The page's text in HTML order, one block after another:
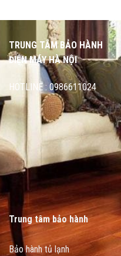
TRUNG TÂM BẢO HÀNH
ĐIỆN MÁY HÀ NỘI
HOTLINE : 0986611024
Trung tâm bảo hành
Bảo hành tủ lạnh